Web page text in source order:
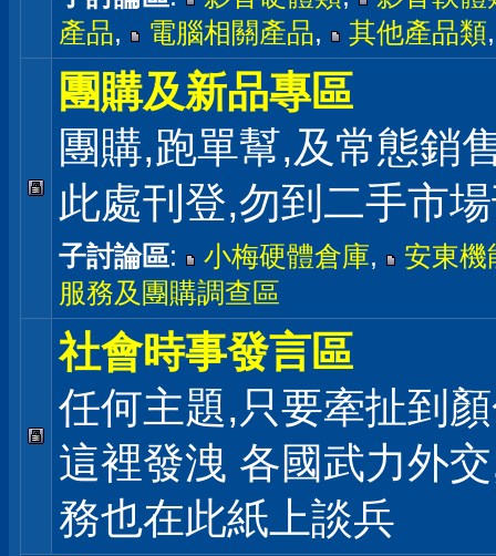
產品, 電腦相關產品, 其他產品類
團購及新品專區
團購,跑單幫,及常態銷
此處刊登,勿到二手市
子討論區: 小梅硬體倉庫,
安東機
服務及團購調查區
社會時事發言區
任何主題,只要牽扯到
這裡發洩 各國武力外
務也在此紙上談兵